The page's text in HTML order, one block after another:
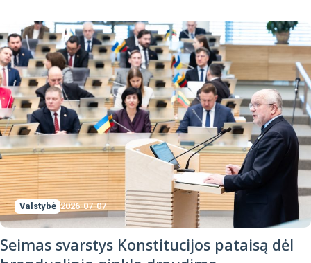
Valstybė 2026-07-07
Seimas svarstys Konstitucijos pataisą dėl